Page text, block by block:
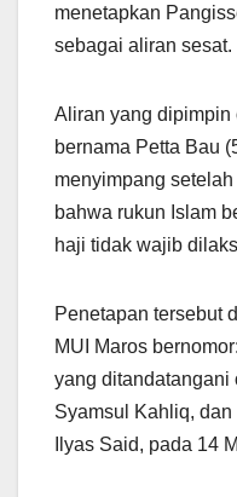
menetapkan
sebagai aliran sesat.
Aliran yang dipimpin
bernama Petta Bau
menyimpang
bahwa rukun Islam
haji tidak wajib
Penetapan tersebut
MUI Maros
yang ditandatangani
Syamsul Kahliq, dan
Ilyas Said, pada 14